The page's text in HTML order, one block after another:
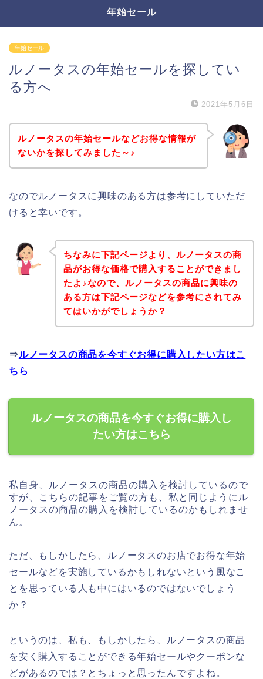
年始セール
年始セール
ルノータスの年始セールを探してい
る方へ
2021年5月6日
ルノータスの年始セールなどお得な情報が
ないかを探してみました～♪
なのでルノータスに興味のある方は参考にしていただ
けると幸いです。
ちなみに下記ページより、ルノータスの商
品がお得な価格で購入することができまし
たよ♪なので、ルノータスの商品に興味の
ある方は下記ページなどを参考にされてみ
てはいかがでしょうか？
⇒ルノータスの商品を今すぐお得に購入したい方はこ
ちら
ルノータスの商品を今すぐお得に購入し
たい方はこちら
私自身、ルノータスの商品の購入を検討しているので
すが、こちらの記事をご覧の方も、私と同じようにル
ノータスの商品の購入を検討しているのかもしれませ
ん。
ただ、もしかしたら、ルノータスのお店でお得な年始
セールなどを実施しているかもしれないという風なこ
とを思っている人も中にはいるのではないでしょう
か？
というのは、私も、もしかしたら、ルノータスの商品
を安く購入することができる年始セールやクーポンな
どがあるのでは？とちょっと思ったんですよね。